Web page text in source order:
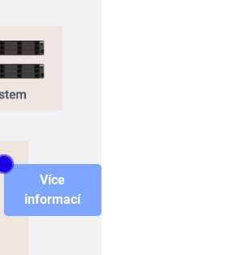
Více
informací